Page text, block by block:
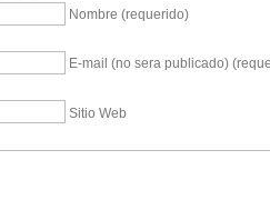
Nombre (requerido)
E-mail (no sera publicado)
Sitio Web